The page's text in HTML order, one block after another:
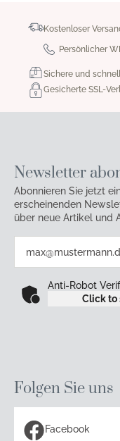
Kostenloser
Persönlicher
Sichere und
Gesicherte SSL-
Newsletter
Abonnieren Sie jetzt
erscheinenden
über neue Artikel und
Anti-Robot
Click to
Folgen Sie uns
Facebook